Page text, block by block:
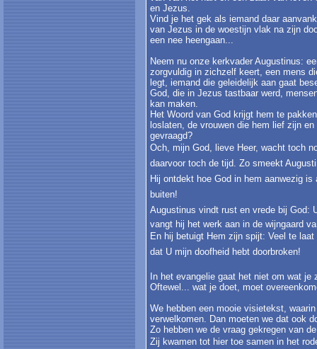
en Jezus.
Vind je het gek als iemand daar
van Jezus in de woestijn vlak na zijn
een nee heengaan...
Neem nu onze kerkvader Augustinus:
zorgvuldig in zichzelf keert, een mens
legt, iemand die geleidelijk aan gaat
God, die in Jezus tastbaar werd,
kan maken.
Het Woord van God krijgt hem te
loslaten, de vrouwen die hem lief zijn
gevraagd?
Och, mijn God, lieve Heer, wacht toch
daarvoor toch de tijd. Zo smeekt
Hij ontdekt hoe God in hem aanwezig
buiten!
Augustinus vindt rust en vrede bij God:
vangt hij het werk aan in de wijngaard
En hij betuigt Hem zijn spijt: Veel te
dat U mijn doofheid hebt doorbroken!
In het evangelie gaat het niet om wat
Oftewel... wat je doet, moet
We hebben een mooie visietekst,
verwelkomen. Dan moeten we dat ook
Zo hebben we de vraag gekregen van
Zij kwamen tot hier toe samen in het